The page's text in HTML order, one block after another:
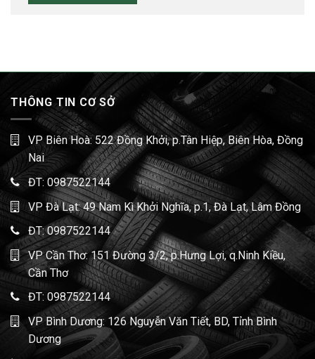
THÔNG TIN CƠ SỞ
VP Biên Hoà: 522 Đồng Khởi, p.Tân Hiệp, Biên Hòa, Đồng
Nai
ĐT: 0987522144
VP Đà Lạt: 49 Nam Kì Khởi Nghĩa, p.1, Đà Lạt, Lâm Đồng
ĐT:0987522144
VP Cần Thơ: 151 Đường 3/2, p.Hưng Lợi, q.Ninh Kiều,
Cần Thơ
ĐT: 0987522144
VP Bình Dương: 126 Nguyễn Văn Tiết, BD, Tỉnh Bình
Dương